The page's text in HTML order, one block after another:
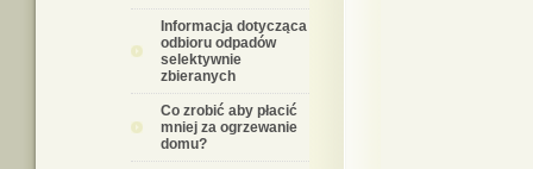
Informacja dotycząca
odbioru odpadów
selektywnie
zbieranych
Co zrobić aby płacić
mniej za ogrzewanie
domu?